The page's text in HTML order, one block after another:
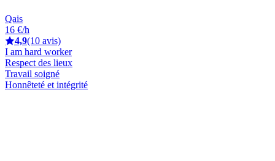
Qais
16 €/h
4,9(10 avis)
I am hard worker
Respect des lieux
Travail soigné
Honnêteté et intégrité